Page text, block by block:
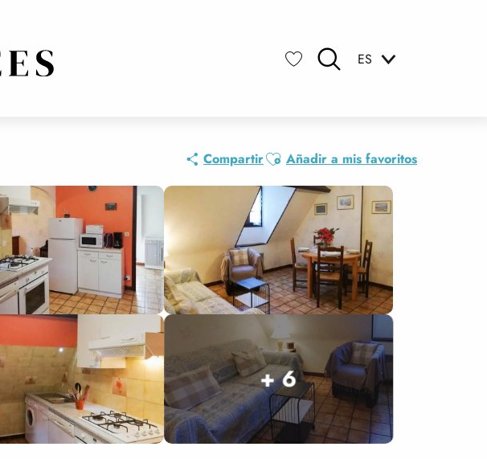
ES
CompartirAjouter aux favoris
Añadir a mis favoritos
+ 6